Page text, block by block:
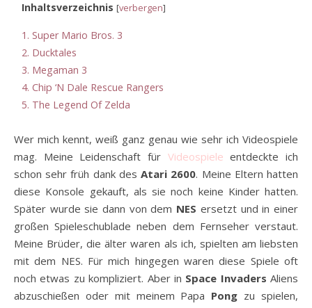
Inhaltsverzeichnis [verbergen]
1. Super Mario Bros. 3
2. Ducktales
3. Megaman 3
4. Chip ‘N Dale Rescue Rangers
5. The Legend Of Zelda
Wer mich kennt, weiß ganz genau wie sehr ich Videospiele
mag. Meine Leidenschaft für Videospiele entdeckte ich
schon sehr früh dank desAtari 2600. Meine Eltern hatten
diese Konsole gekauft, als sie noch keine Kinder hatten.
Später wurde sie dann von dem NES ersetzt und in einer
großen Spieleschublade neben dem Fernseher verstaut.
Meine Brüder, die älter waren als ich, spielten am liebsten
mit dem NES. Für mich hingegen waren diese Spiele oft
noch etwas zu kompliziert. Aber in Space Invaders Aliens
abzuschießen oder mit meinem Papa Pong zu spielen,